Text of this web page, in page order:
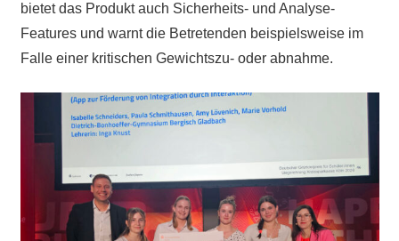
bietet das Produkt auch Sicherheits- und Analyse-
Features und warnt die Betretenden beispielsweise im
Falle einer kritischen Gewichtszu- oder abnahme.